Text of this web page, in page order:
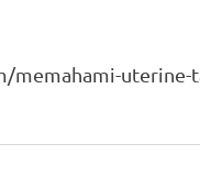
uterine-